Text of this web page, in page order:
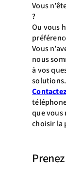
Vous
?
Ou vous
Vous
nous
à vos
solutions.
que vous
choisir la